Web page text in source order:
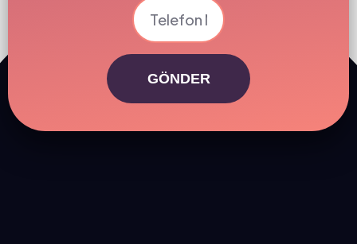
GÖNDER